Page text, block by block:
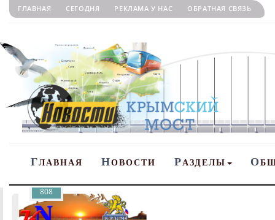
ГЛАВНАЯ СЕГОДНЯ РЕКЛАМА У НАС ОБРАТНАЯ СВЯЗЬ
ГЛАВНАЯ НОВОСТИ РАЗДЕЛЫ О
808